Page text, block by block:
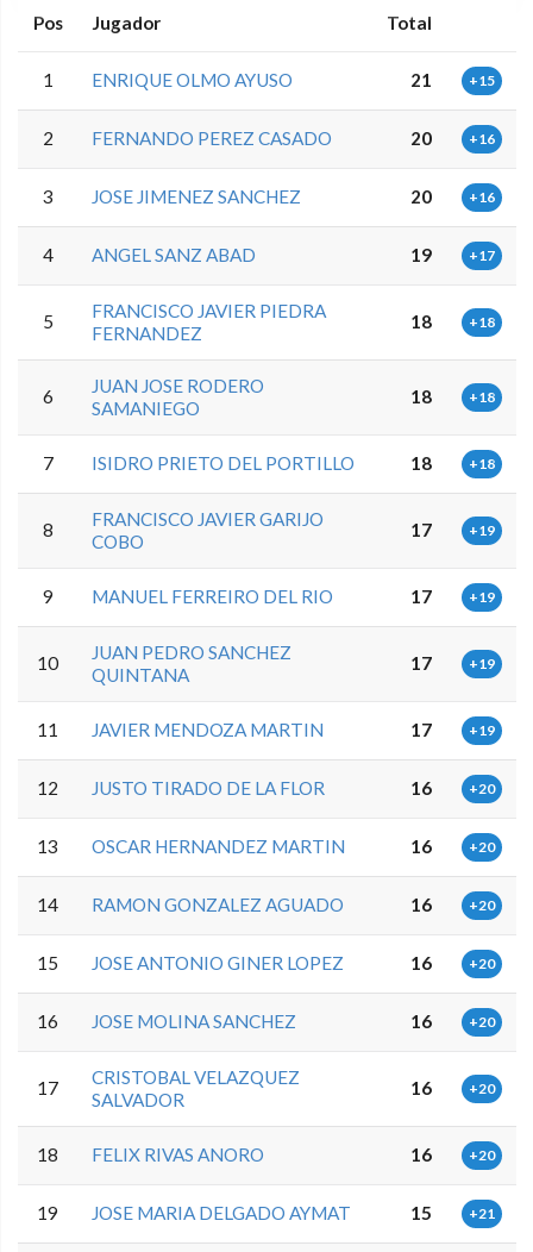
Pos Jugador Total
1 ENRIQUE OLMO AYUSO 21 +15
2 FERNANDO PEREZ CASADO 20 +16
3 JOSE JIMENEZ SANCHEZ 20 +16
4 ANGEL SANZ ABAD 19 +17
5
FRANCISCO JAVIER PIEDRA
FERNANDEZ
18 +18
6
JUAN JOSE RODERO
SAMANIEGO
18 +18
7 ISIDRO PRIETO DEL PORTILLO 18 +18
8
FRANCISCO JAVIER GARIJO
COBO
17 +19
9 MANUEL FERREIRO DEL RIO 17 +19
10
JUAN PEDRO SANCHEZ
QUINTANA
17 +19
11 JAVIER MENDOZA MARTIN 17 +19
12 JUSTO TIRADO DE LA FLOR 16 +20
13 OSCAR HERNANDEZ MARTIN 16 +20
14 RAMON GONZALEZ AGUADO 16 +20
15 JOSE ANTONIO GINER LOPEZ 16 +20
16 JOSE MOLINA SANCHEZ 16 +20
17
CRISTOBAL VELAZQUEZ
SALVADOR
16 +20
18 FELIX RIVAS ANORO 16 +20
19 JOSE MARIA DELGADO AYMAT 15 +21